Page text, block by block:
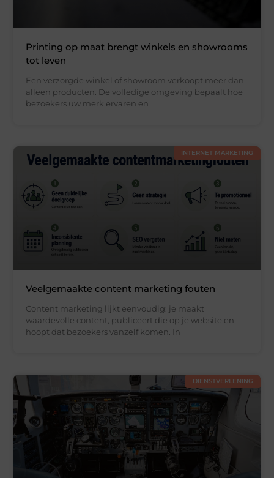
Printing op maat brengt winkels en showrooms
tot leven
Een verzorgde winkel of showroom verkoopt meer dan
alleen producten. De volledige omgeving bepaalt hoe
bezoekers uw merk ervaren en
INTERNET MARKETING
Veelgemaakte content marketing fouten
Content marketing lijkt eenvoudig: je maakt
waardevolle content, publiceert die op je website en
hoopt dat bezoekers vanzelf komen. In
DIENSTVERLENING